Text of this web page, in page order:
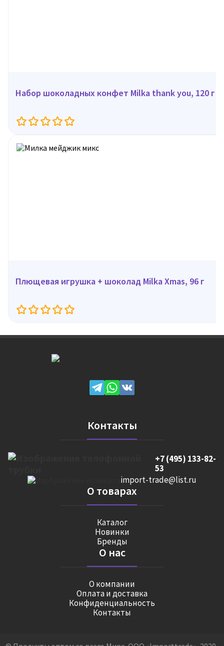
Набор шоколадных конфет Milka thank you, 120 г
Плющевая игрушка + шоколад Milka Xmas, 96 г
Контакты
+7 (495) 133-82-
53
import-trade@list.ru
О товарах
Каталог
Новинки
Бренды
О нас
О компании
Оплата и доставка
Конфиденциальность
Контакты